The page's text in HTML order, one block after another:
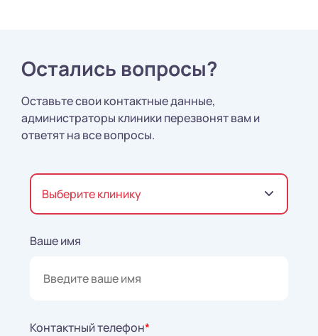
Остались вопросы?
Оставьте свои контактные данные,
администраторы клиники перезвонят вам и
ответят на все вопросы.
Выберите клинику
Ваше имя
Контактный телефон*